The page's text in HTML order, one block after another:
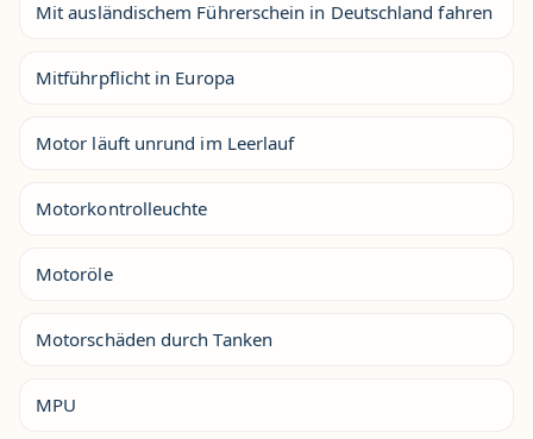
Mit ausländischem Führerschein in Deutschland fahren
Mitführpflicht in Europa
Motor läuft unrund im Leerlauf
Motorkontrolleuchte
Motoröle
Motorschäden durch Tanken
MPU